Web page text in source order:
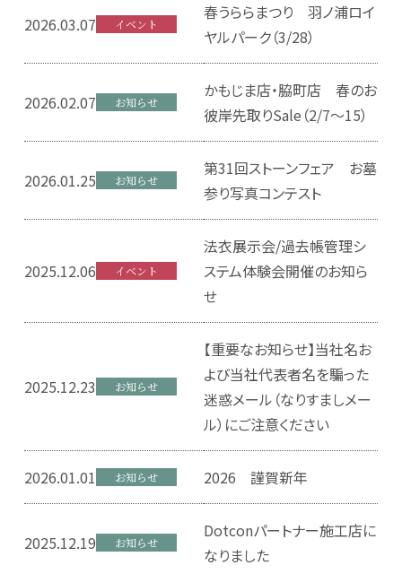
2026.03.07 イベント
春うららまつり 羽ノ浦ロイ
ヤルパーク（3/28）
2026.02.07 お知らせ
かもじま店・脇町店 春のお
彼岸先取りSale（2/7～15）
2026.01.25 お知らせ
第31回ストーンフェア お墓
参り写真コンテスト
2025.12.06 イベント
法衣展示会/過去帳管理シ
ステム体験会開催のお知ら
せ
2025.12.23 お知らせ
【重要なお知らせ】当社名お
よび当社代表者名を騙った
迷惑メール（なりすましメー
ル）にご注意ください
2026.01.01 お知らせ 2026 謹賀新年
2025.12.19 お知らせ
Dotconパートナー施工店に
なりました